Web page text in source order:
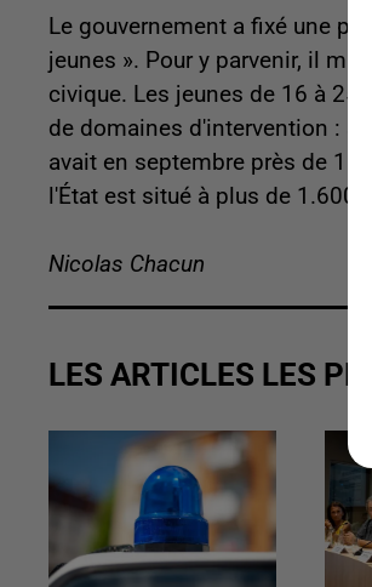
Le gouvernement a fixé une
jeunes ». Pour y parvenir, il
civique. Les jeunes de 16 à 25
de domaines d'intervention :
avait en septembre près de
l'État est situé à plus de 1.600.
Nicolas Chacun
LES ARTICLES LES